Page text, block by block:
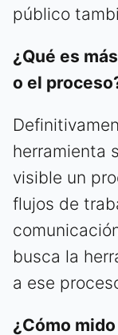
público
¿Qué es
o el
herramienta
visible un
flujos de
busca la
a ese
¿Cómo